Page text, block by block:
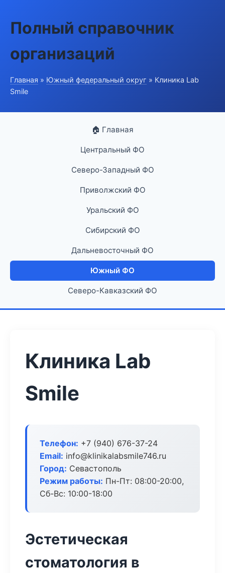
Полный справочник
организаций
Главная » Южный федеральный округ » Клиника Lab
Smile
🏠 Главная
Центральный ФО
Северо-Западный ФО
Приволжский ФО
Уральский ФО
Сибирский ФО
Дальневосточный ФО
Южный ФО
Северо-Кавказский ФО
Клиника Lab
Smile
Телефон: +7 (940) 676-37-24
Email: info@klinikalabsmile746.ru
Город: Севастополь
Режим работы: Пн-Пт: 08:00-20:00,
Сб-Вс: 10:00-18:00
Эстетическая
стоматология в